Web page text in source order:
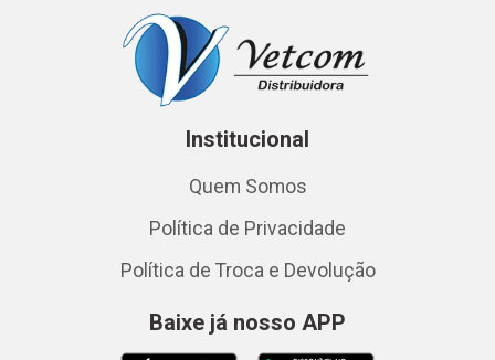
Institucional
Quem Somos
Política de Privacidade
Política de Troca e Devolução
Baixe já nosso APP